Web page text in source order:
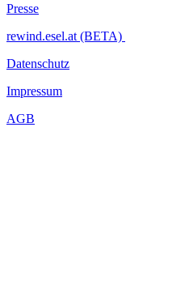
Presse
rewind.esel.at (BETA)
Datenschutz
Impressum
AGB